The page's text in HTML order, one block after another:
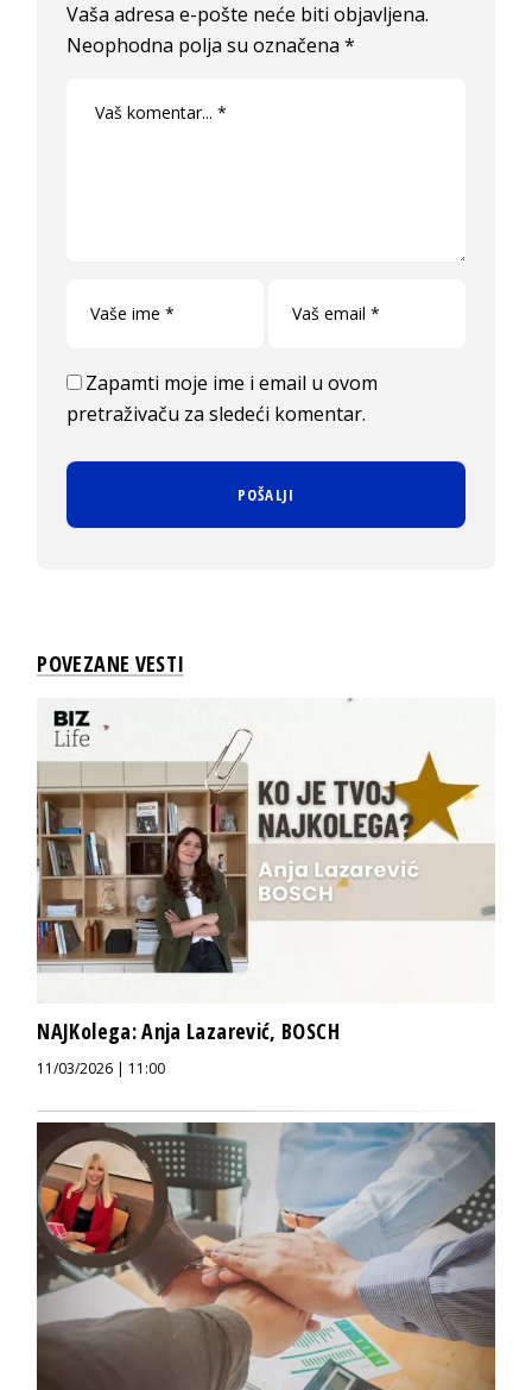
Vaša adresa e-pošte neće biti objavljena.
Neophodna polja su označena*
Zapamti moje ime i email u ovom
pretraživaču za sledeći komentar.
POVEZANE VESTI
NAJKolega: Anja Lazarević, BOSCH
11/03/2026 | 11:00